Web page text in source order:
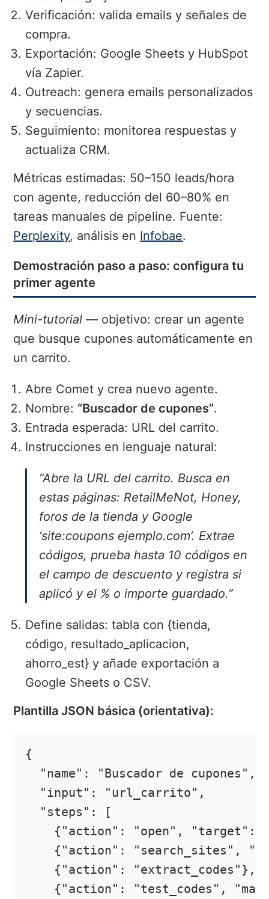
Verificación: valida emails y señales de
compra.
Exportación: Google Sheets y HubSpot
vía Zapier.
Outreach: genera emails personalizados
y secuencias.
Seguimiento: monitorea respuestas y
actualiza CRM.
Métricas estimadas: 50–150 leads/hora
con agente, reducción del 60–80% en
tareas manuales de pipeline. Fuente:
Perplexity, análisis en Infobae.
Demostración paso a paso: configura tu
primer agente
Mini-tutorial — objetivo: crear un agente
que busque cupones automáticamente en
un carrito.
Abre Comet y crea nuevo agente.
Nombre: “Buscador de cupones”.
Entrada esperada: URL del carrito.
Instrucciones en lenguaje natural:
“Abre la URL del carrito. Busca en
estas páginas: RetailMeNot, Honey,
foros de la tienda y Google
‘site:coupons ejemplo.com’. Extrae
códigos, prueba hasta 10 códigos en
el campo de descuento y registra si
aplicó y el % o importe guardado.”
Define salidas: tabla con {tienda,
código, resultado_aplicacion,
ahorro_est} y añade exportación a
Google Sheets o CSV.
Plantilla JSON básica (orientativa):
{
  "name": "Buscador de cupones",
  "input": "url_carrito",
  "steps": [
{"action": "open", "target":
{"action": "search_sites",
    {"action": "extract_codes"},
{"action": "test_codes",